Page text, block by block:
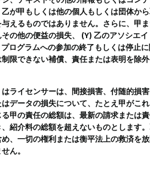
が甲もしくは他の個人もしくは団体か
えるものではありません。さらに、甲
の他の便益の損失、 (Y) 乙のアソシエ
ログラムへの参加の終了もしくは停止
限できない補償、責任または表明を除
ライセンサーは、間接損害、付随的損
データの損失について、たとえ甲がこ
甲の責任の総額は、最新の請求または
紹介料の総額を超えないものとします
、一切の権利または衡平法上の救済を
ん。